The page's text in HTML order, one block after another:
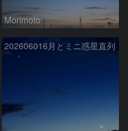
Morimoto
202606016月とミニ惑星直列